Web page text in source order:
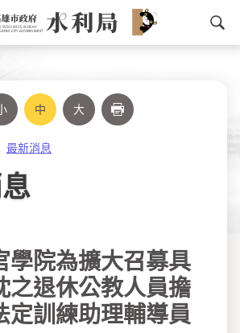
中 大
最新消息
學院為擴大召募具
之退休公教人員擔
定訓練助理輔導員